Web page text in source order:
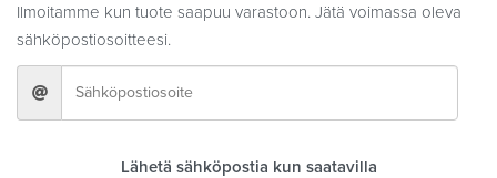
Ilmoitamme kun tuote saapuu varastoon. Jätä voimassa oleva
sähköpostiosoitteesi.
Lähetä sähköpostia kun saatavilla